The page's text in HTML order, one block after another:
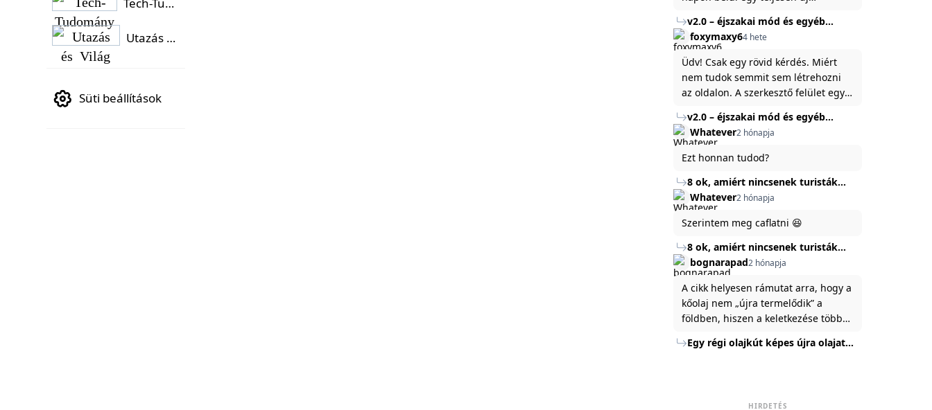
weboldal legújabb, 3.0-ás verzióját,
és vélhetően ez zavart be kicsit.Egy
baráti megjegyzés: ha nem fontos
és tud várni néhány napot a
tartalom, amit készíteni
szeretnél, inkább várj néhány napot,
mert ég és föld lesz a különbség a
jelenlegi rendszer és az új között -
legfőképpen egyébként épp
tartalomkészítési szempontból! :)
v2.0 – éjszakai mód és egyéb
fejlesztések
foxymaxy64 hete
Üdv! Csak egy rövid kérdés. Miért
nem tudok semmit sem létrehozni
az oldalon. A szerkesztő felület egy
Köszönöm ha válaszoltok.
v2.0 – éjszakai mód és egyéb
fejlesztések
Whatever2 hónapja
Ezt honnan tudod?
8 ok, amiért nincsenek turisták
Törökország Fekete-tenger felőli
partján
Whatever2 hónapja
Szerintem meg caflatni 😆
8 ok, amiért nincsenek turisták
Törökország Fekete-tenger felőli
partján
bognarapad2 hónapja
A cikk helyesen rámutat arra, hogy a
kőolaj nem „újra termelődik” a
földben, hiszen a keletkezése több
Energiaügyi Minisztériuma szerint a
Egy régi olajkút képes újra olajat
HIRDETÉS
Utazás és Világ
Süti beállítások